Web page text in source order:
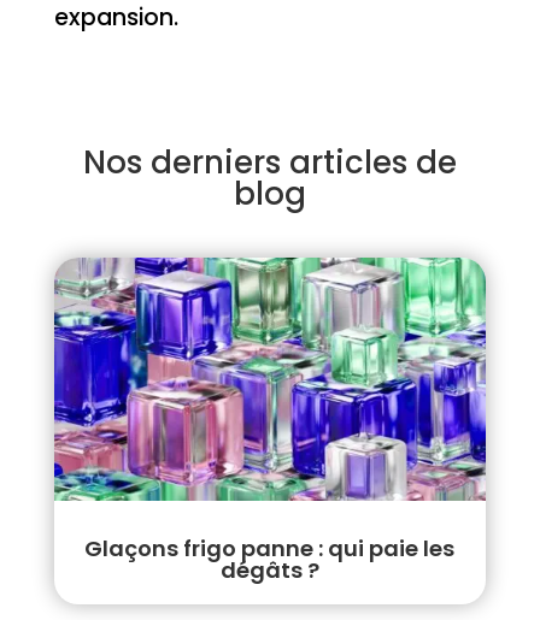
expansion.
Nos derniers articles de
blog
Glaçons frigo panne : qui paie les
dégâts ?